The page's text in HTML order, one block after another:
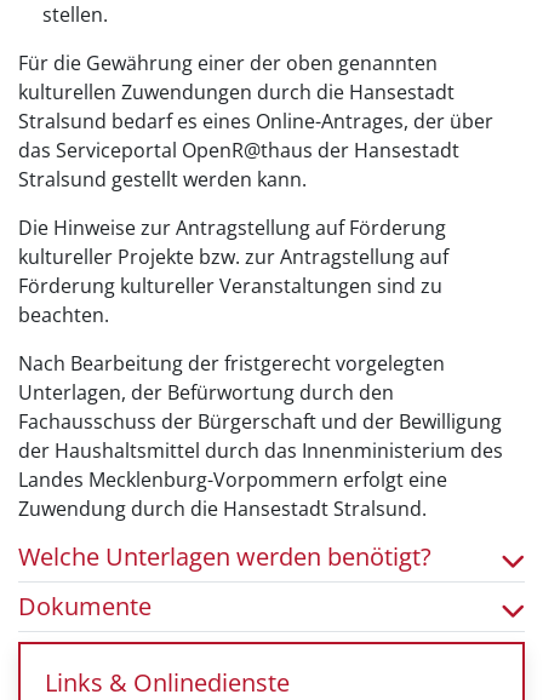
stellen.
Für die Gewährung einer der oben genannten
kulturellen Zuwendungen durch die Hansestadt
Stralsund bedarf es eines Online-Antrages, der über
das Serviceportal OpenR@thaus der Hansestadt
Stralsund gestellt werden kann.
Die Hinweise zur Antragstellung auf Förderung
kultureller Projekte bzw. zur Antragstellung auf
Förderung kultureller Veranstaltungen sind zu
beachten.
Nach Bearbeitung der fristgerecht vorgelegten
Unterlagen, der Befürwortung durch den
Fachausschuss der Bürgerschaft und der Bewilligung
der Haushaltsmittel durch das Innenministerium des
Landes Mecklenburg-Vorpommern erfolgt eine
Zuwendung durch die Hansestadt Stralsund.
Welche Unterlagen werden benötigt?
Dokumente
Links & Onlinedienste